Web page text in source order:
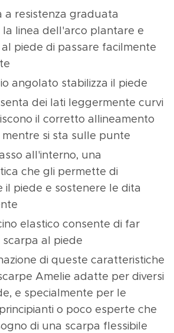
a resistenza graduata
linea dell'arco plantare e
piede di passare facilmente
angolato stabilizza il piede
dei lati leggermente curvi
il corretto allineamento
si sta sulle punte
all'interno, una
che gli permette di
il piede e sostenere le dita
elastico consente di far
al piede
di queste caratteristiche
Amelie adatte per diversi
e specialmente per le
o poco esperte che
di una scarpa flessibile